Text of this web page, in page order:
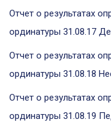
Отчет о результатах
ординатуры 31.08.17
Отчет о результатах
ординатуры 31.08.18
Отчет о результатах
ординатуры 31.08.19